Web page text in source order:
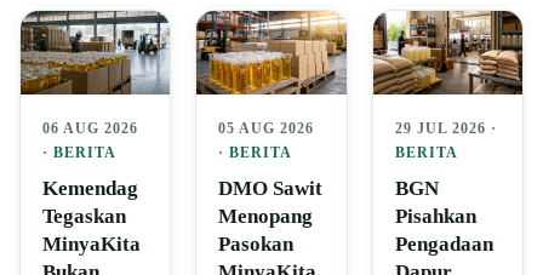
06 AUG 2026
· BERITA
Kemendag
Tegaskan
MinyaKita
05 AUG 2026
·BERITA
DMO Sawit
Menopang
Pasokan
29 JUL 2026 ·
BERITA
BGN
Pisahkan
Pengadaan